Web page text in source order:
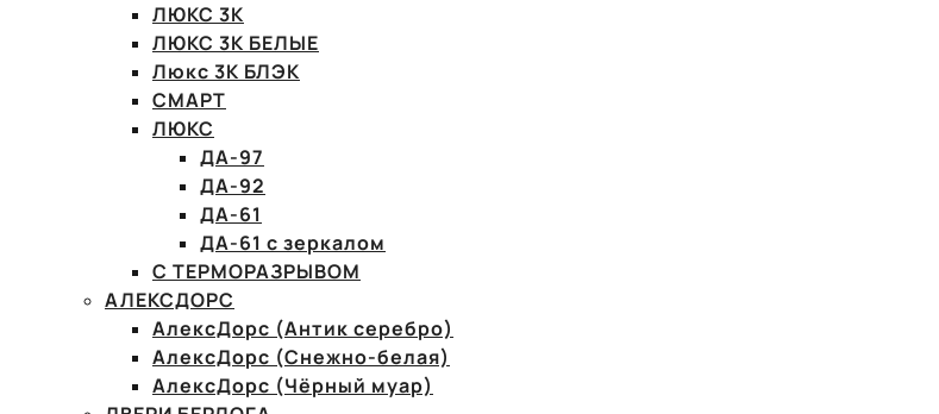
ЛЮКС 3К
ЛЮКС 3К БЕЛЫЕ
Люкс 3К БЛЭК
СМАРТ
ЛЮКС
ДА-97
ДА-92
ДА-61
ДА-61 с зеркалом
С ТЕРМОРАЗРЫВОМ
АЛЕКСДОРС
АлексДорс (Антик серебро)
АлексДорс (Снежно-белая)
АлексДорс (Чёрный муар)